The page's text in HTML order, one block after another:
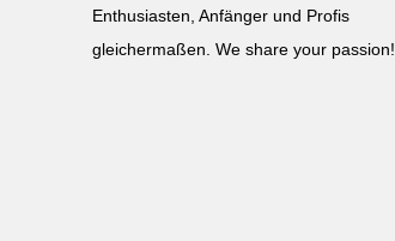
Enthusiasten, Anfänger und Profis
gleichermaßen. We share your passion!